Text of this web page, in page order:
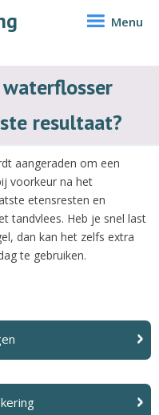
Menu
resultaat?
aangeraden om een
voorkeur na het
etensresten en
tandvlees. Heb je snel last
dan kan het zelfs extra
te gebruiken.